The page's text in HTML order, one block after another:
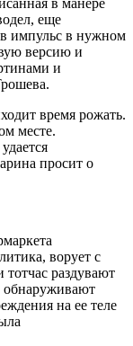
еще
импульс в нужном
версию и
и
время рожать.
месте.
просит о
ворует с
раздувают
обнаруживают
на ее теле